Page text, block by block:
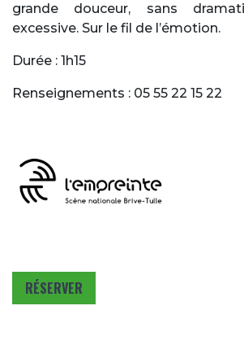
grande douceur, sans
excessive. Sur le fil de l’émotion.
Durée : 1h15
Renseignements : 05 55 22 15 22
RÉSERVER